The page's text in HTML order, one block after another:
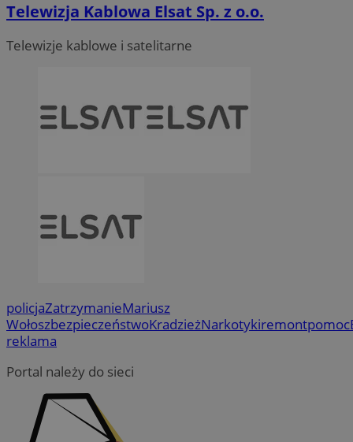
Telewizja Kablowa Elsat Sp. z o.o.
Telewizje kablowe i satelitarne
policjaZatrzymanieMariusz
WołoszbezpieczeństwoKradzieżNarkotykiremontpomoc
reklama
Portal należy do sieci